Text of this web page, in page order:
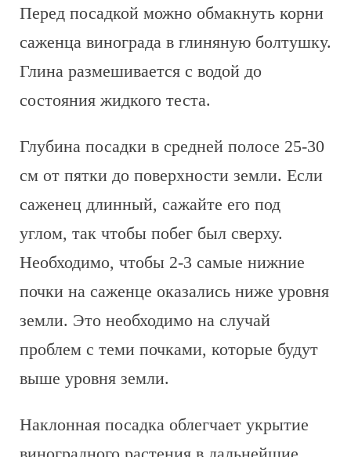
Перед посадкой можно обмакнуть корни
саженца винограда в глиняную болтушку.
Глина размешивается с водой до
состояния жидкого теста.
Глубина посадки в средней полосе 25-30
см от пятки до поверхности земли. Если
саженец длинный, сажайте его под
углом, так чтобы побег был сверху.
Необходимо, чтобы 2-3 самые нижние
почки на саженце оказались ниже уровня
земли. Это необходимо на случай
проблем с теми почками, которые будут
выше уровня земли.
Наклонная посадка облегчает укрытие